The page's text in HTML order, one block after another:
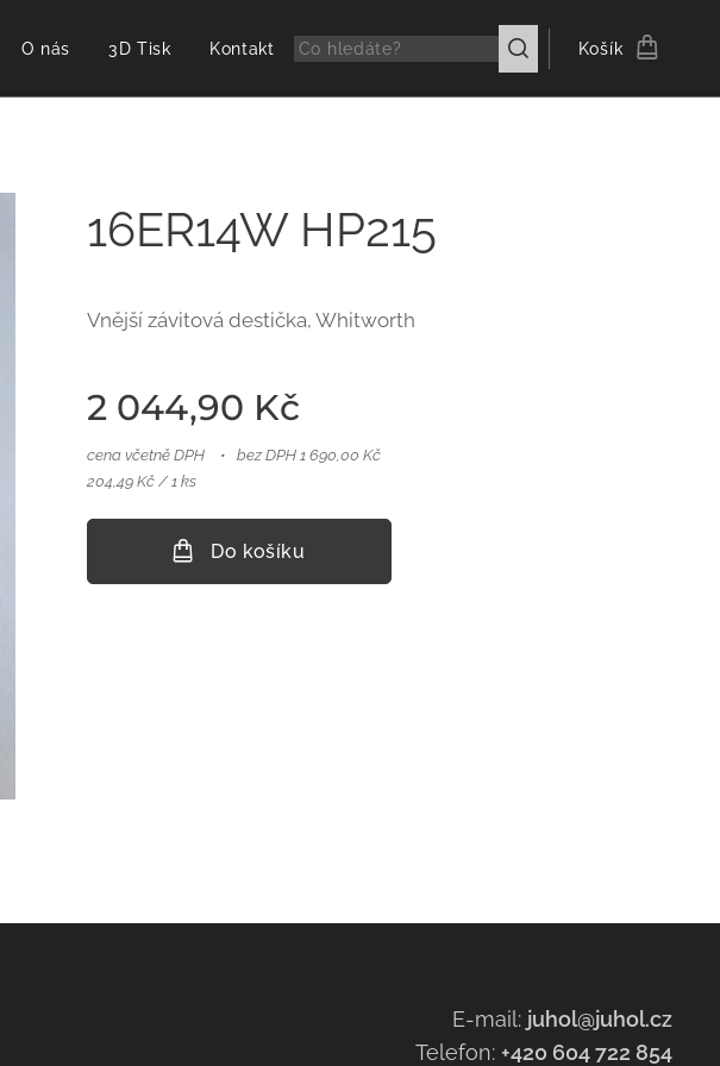
O nás 3D Tisk Kontakt Košík
16ER14W HP215
Vnější závitová destička, Whitworth
2 044,90 Kč
cena včetně DPH
bez DPH 1 690,00 Kč
204,49 Kč / 1 ks
Do košíku
E-mail: juhol@juhol.cz
Telefon: +420 604 722 854